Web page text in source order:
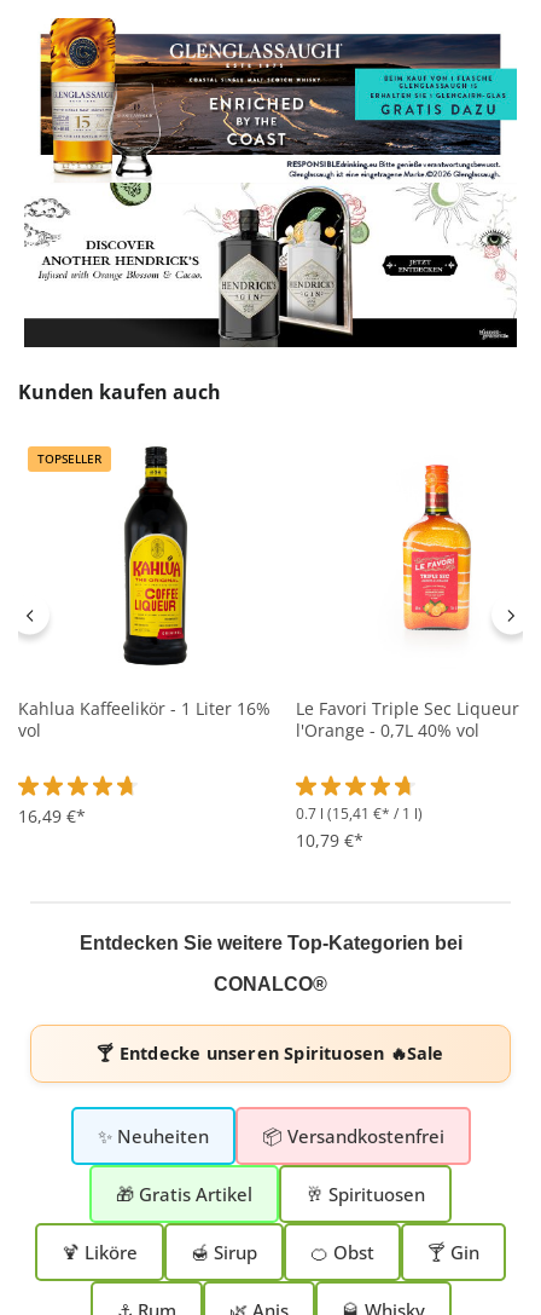
Produktgalerie überspringen
Kunden kaufen auch
TOPSELLER
Kahlua Kaffeelikör - 1 Liter 16%
vol
Durchschnittliche Bewertung von 4.7 von 5 Sternen
16,49 €*
Le Favori Triple Sec Liqueur a
l'Orange - 0,7L 40% vol
Durchschnittliche
0.7 l (15,41 €* / 1 l)
10,79 €*
Entdecken Sie weitere Top-Kategorien bei
CONALCO®
🍸 Entdecke unserenSpirituosen 🔥Sale
✨ Neuheiten 📦 Versandkostenfrei
🎁 Gratis Artikel 🥂 Spirituosen
🍹 Liköre 🍯 Sirup 🍊 Obst 🍸 Gin
⚓ Rum 🌿 Anis 🥃 Whisky